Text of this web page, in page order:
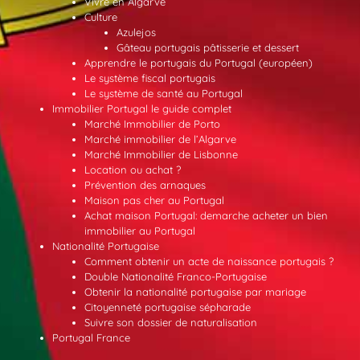
Culture
Azulejos
Gâteau portugais pâtisserie et dessert
Apprendre le portugais du Portugal (européen)
Le système fiscal portugais
Le système de santé au Portugal
Immobilier Portugal le guide complet
Marché Immobilier de Porto
Marché immobilier de l’Algarve
Marché Immobilier de Lisbonne
Location ou achat ?
Prévention des arnaques
Maison pas cher au Portugal
Achat maison Portugal: demarche acheter un bien
immobilier au Portugal
Nationalité Portugaise
Comment obtenir un acte de naissance portugais ?
Double Nationalité Franco-Portugaise
Obtenir la nationalité portugaise par mariage
Citoyenneté portugaise sépharade
Suivre son dossier de naturalisation
Portugal France